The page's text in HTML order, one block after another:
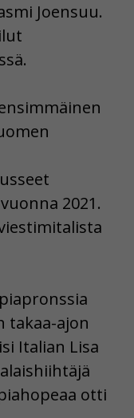
Joensuu.
2021.
takaa-ajon
Italian Lisa
otti